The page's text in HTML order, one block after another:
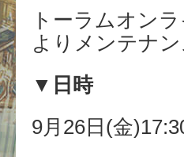
トーラムオン
よりメンテナ
▼日時
9月26日(金